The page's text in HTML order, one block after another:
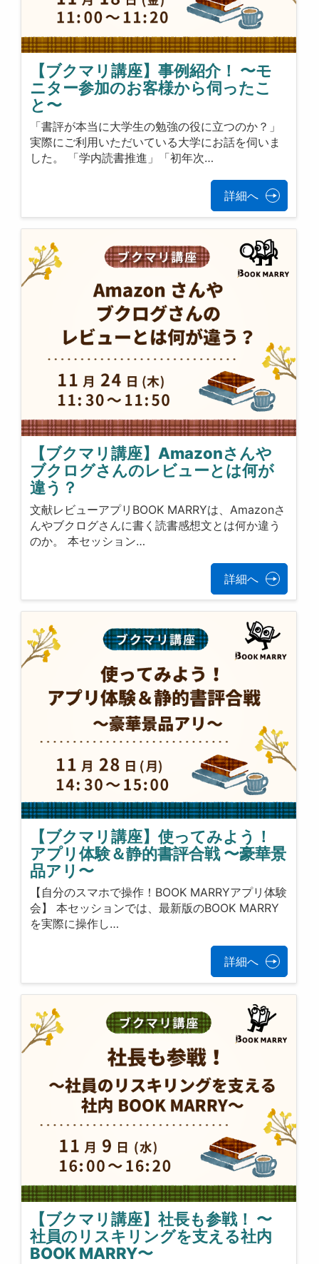
【ブクマリ講座】事例紹介！ 〜モ
ニター参加のお客様から伺ったこ
と〜
「書評が本当に大学生の勉強の役に立つのか？」
実際にご利用いただいている大学にお話を伺いま
した。 「学内読書推進」「初年次…
詳細へ
【ブクマリ講座】Amazonさんや
ブクログさんのレビューとは何が
違う？
文献レビューアプリBOOK MARRYは、Amazonさ
んやブクログさんに書く読書感想文とは何か違う
のか。 本セッション…
詳細へ
【ブクマリ講座】使ってみよう！
アプリ体験＆静的書評合戦 〜豪華景
品アリ〜
【自分のスマホで操作！BOOK MARRYアプリ体験
会】 本セッションでは、最新版のBOOK MARRY
を実際に操作し…
詳細へ
【ブクマリ講座】社長も参戦！ 〜
社員のリスキリングを支える社内
BOOK MARRY〜